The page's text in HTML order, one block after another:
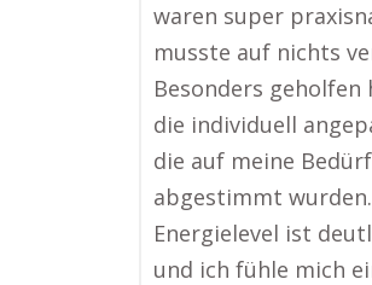
waren super
musste auf nichts
Besonders geholfen
die individuell
die auf meine
abgestimmt
Energielevel ist
und ich fühle mich